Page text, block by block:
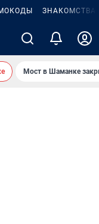
ЗНАКОМСТВА
Мост в Шаманке